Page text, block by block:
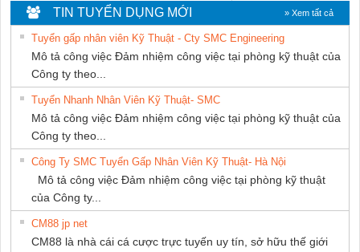
NGHIỆP NIHON
SETSUBI VIỆT
NAM
DỊCH VỤ XNK
PHƯƠNG NAM
TIN TUYỂN DỤNG MỚI » Xem tất cả
Tuyển gấp nhân viên Kỹ Thuật - Cty SMC Engineering
Mô tả công việc Đảm nhiệm công việc tại phòng kỹ thuật của
Công ty theo...
Tuyển Nhanh Nhân Viên Kỹ Thuật- SMC
Mô tả công việc Đảm nhiệm công việc tại phòng kỹ thuật của
Công ty theo...
Công Ty SMC Tuyển Gấp Nhân Viên Kỹ Thuật- Hà Nội
Mô tả công việc Đảm nhiệm công việc tại phòng kỹ thuật
của Công ty...
CM88 jp net
CM88 là nhà cái cá cược trực tuyến uy tín, sở hữu thế giới